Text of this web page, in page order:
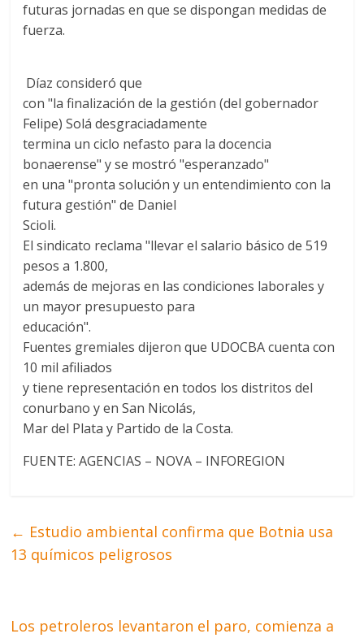
futuras jornadas en que se dispongan medidas de
fuerza.
Díaz consideró que
con "la finalización de la gestión (del gobernador
Felipe) Solá desgraciadamente
termina un ciclo nefasto para la docencia
bonaerense" y se mostró "esperanzado"
en una "pronta solución y un entendimiento con la
futura gestión" de Daniel
Scioli.
El sindicato reclama "llevar el salario básico de 519
pesos a 1.800,
además de mejoras en las condiciones laborales y
un mayor presupuesto para
educación".
Fuentes gremiales dijeron que UDOCBA cuenta con
10 mil afiliados
y tiene representación en todos los distritos del
conurbano y en San Nicolás,
Mar del Plata y Partido de la Costa.
FUENTE: AGENCIAS – NOVA – INFOREGION
← Estudio ambiental confirma que Botnia usa
13 químicos peligrosos
Los petroleros levantaron el paro, comienza a